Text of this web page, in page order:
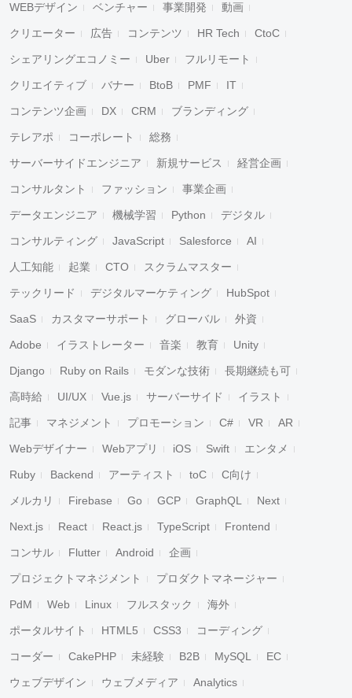
キャンセル 検索
WEBデザイン ベンチャー 事業開発 動画
クリエーター 広告 コンテンツ HR Tech CtoC
シェアリングエコノミー Uber フルリモート
クリエイティブ バナー BtoB PMF IT
コンテンツ企画 DX CRM ブランディング
テレアポ コーポレート 総務
サーバーサイドエンジニア 新規サービス 経営企画
コンサルタント ファッション 事業企画
データエンジニア 機械学習 Python デジタル
コンサルティング JavaScript Salesforce AI
人工知能 起業 CTO スクラムマスター
テックリード デジタルマーケティング HubSpot
SaaS カスタマーサポート グローバル 外資
Adobe イラストレーター 音楽 教育 Unity
Django Ruby on Rails モダンな技術 長期継続も可
高時給 UI/UX Vue.js サーバーサイド イラスト
記事 マネジメント プロモーション C# VR AR
Webデザイナー Webアプリ iOS Swift エンタメ
Ruby Backend アーティスト toC C向け
メルカリ Firebase Go GCP GraphQL Next
Next.js React React.js TypeScript Frontend
コンサル Flutter Android 企画
プロジェクトマネジメント プロダクトマネージャー
PdM Web Linux フルスタック 海外
ポータルサイト HTML5 CSS3 コーディング
コーダー CakePHP 未経験 B2B MySQL EC
ウェブデザイン ウェブメディア Analytics